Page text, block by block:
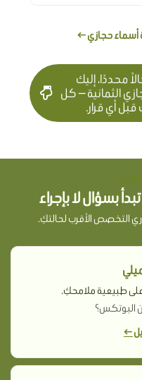
أسماء حجازي ←
محددًا، إليك
الثمانية — كل
أي قرار.
التخصص الأقرب لحالتكِ.
طبيعية ملامحكِ.
البوتكس؟
←